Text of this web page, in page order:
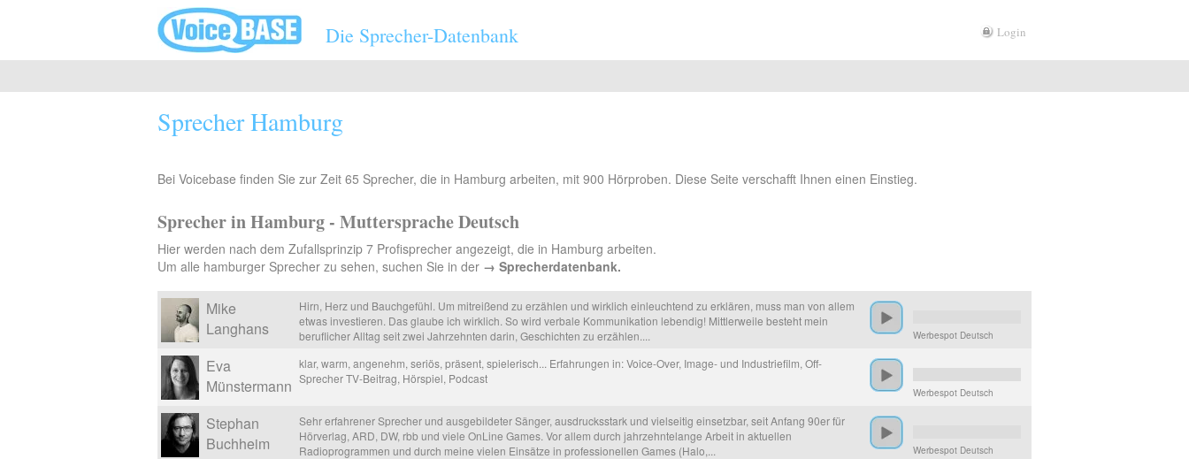
Die Sprecher-Datenbank Login
Sprecher Hamburg
Bei Voicebase finden Sie zur Zeit 65 Sprecher, die in Hamburg arbeiten, mit 900 Hörproben. Diese Seite verschafft Ihnen einen Einstieg.
Sprecher in Hamburg - Muttersprache Deutsch
Hier werden nach dem Zufallsprinzip 7 Profisprecher angezeigt, die in Hamburg arbeiten.
Um alle hamburger Sprecher zu sehen, suchen Sie in der → Sprecherdatenbank.
Mike
Langhans
Hirn, Herz und Bauchgefühl. Um mitreißend zu erzählen und wirklich einleuchtend zu erklären, muss man von allem
etwas investieren. Das glaube ich wirklich. So wird verbale Kommunikation lebendig! Mittlerweile besteht mein
beruflicher Alltag seit zwei Jahrzehnten darin, Geschichten zu erzählen....
Werbespot Deutsch
Eva
Münstermann
klar, warm, angenehm, seriös, präsent, spielerisch... Erfahrungen in: Voice-Over, Image- und Industriefilm, Off-
Sprecher TV-Beitrag, Hörspiel, Podcast
Werbespot Deutsch
Stephan
Buchheim
Sehr erfahrener Sprecher und ausgebildeter Sänger, ausdrucksstark und vielseitig einsetzbar, seit Anfang 90er für
Hörverlag, ARD, DW, rbb und viele OnLine Games. Vor allem durch jahrzehntelange Arbeit in aktuellen
Radioprogrammen und durch meine vielen Einsätze in professionellen Games (Halo,...
Werbespot Deutsch